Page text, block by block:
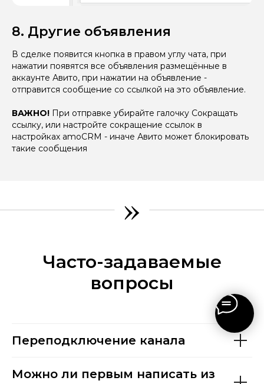
8. Другие объявления
В сделке появится кнопка в правом углу чата, при
нажатии появятся все объявления размещённые в
аккаунте Авито, при нажатии на объявление -
отправится сообщение со ссылкой на это объявление.
ВАЖНО! При отправке убирайте галочку Сокращать
ссылку, или настройте сокращение ссылок в
настройках amoCRM - иначе Авито может блокировать
такие сообщения
»
Часто-задаваемые
вопросы
Переподключение канала
Можно ли первым написать из